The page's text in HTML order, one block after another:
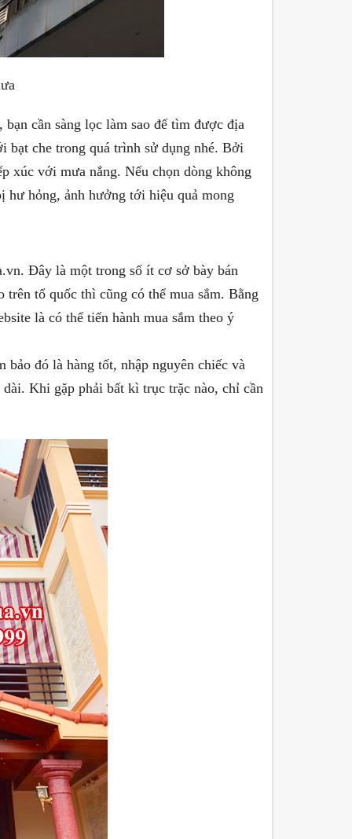
cần sàng lọc làm sao để tìm được địa
bạt che trong quá trình sử dụng nhé. Bởi
xúc với mưa nắng. Nếu chọn dòng không
hư hỏng, ảnh hưởng tới hiệu quả mong
Đây là một trong số ít cơ sở bày bán
tổ quốc thì cũng có thể mua sắm. Bằng
là có thể tiến hành mua sắm theo ý
bảo đó là hàng tốt, nhập nguyên chiếc và
Khi gặp phải bất kì trục trặc nào, chỉ cần